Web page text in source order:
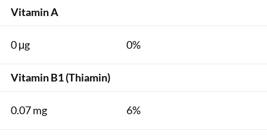
Vitamin A
0 μg 0%
Vitamin B1 (Thiamin)
0.07 mg 6%